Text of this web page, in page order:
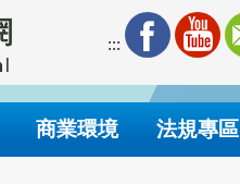
:::
商業環境 法規專區